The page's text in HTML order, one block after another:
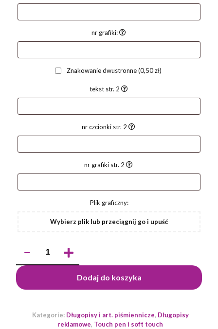
nr grafiki:
Znakowanie dwustronne(0,50 zł)
tekst str. 2
nr czcionki str. 2
nr grafiki str. 2
Plik graficzny:
Wybierz plik lub przeciągnij go i upuść
Długopis
Kanuri,
szary
Dodaj do koszyka
Kategorie: Długopisy i art. piśmiennicze, Długopisy
reklamowe, Touch pen i soft touch